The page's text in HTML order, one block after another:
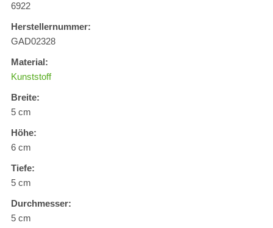
6922
Herstellernummer:
GAD02328
Material:
Kunststoff
Breite:
5 cm
Höhe:
6 cm
Tiefe:
5 cm
Durchmesser:
5 cm